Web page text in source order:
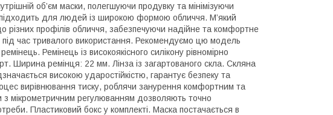
об’єм маски, полегшуючи продувку та мінімізуючи
для людей із широкою формою обличчя. М’який
різних профілів обличчя, забезпечуючи надійне та комфортне
час тривалого використання. Рекомендуємо цю модель
Ремінець із високоякісного силікону рівномірно
Ширина ремінця: 22 мм. Лінза із загартованого скла. Скляна
високою ударостійкістю, гарантує безпеку та
вирівнювання тиску, роблячи занурення комфортним та
з мікрометричним регулюванням дозволяють точно
Пластиковий бокс у комплекті. Маска постачається в